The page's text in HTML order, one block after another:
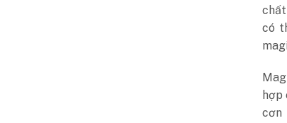
có
hợp
cơn